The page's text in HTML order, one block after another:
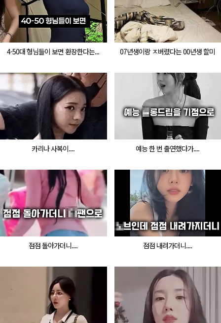
4-50대 형님들이 보면 환장한다는... 07년생이랑 ㅈ버렸다는 00년생 할미
카리나 사복이.... 예능 한 번 출연했다가....
점점 돌아가더니.... 점점 내려가더니....